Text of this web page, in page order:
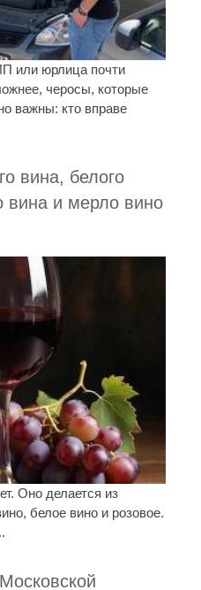
или юрлица почти
черосы, которые
важны: кто вправе
вина, белого
вина и мерло вино
Оно делается из
белое вино и розовое.